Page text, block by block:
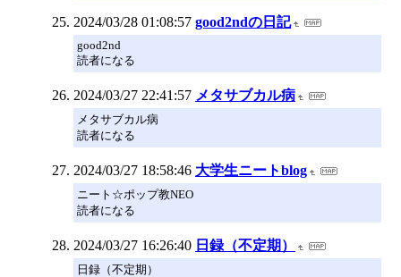
2024/03/28 01:08:57 good2ndの日記
good2nd
読者になる
2024/03/27 22:41:57 メタサブカル病
メタサブカル病
読者になる
2024/03/27 18:58:46 大学生ニートblog
ニート☆ポップ教NEO
読者になる
2024/03/27 16:26:40 日録（不定期）
日録（不定期）